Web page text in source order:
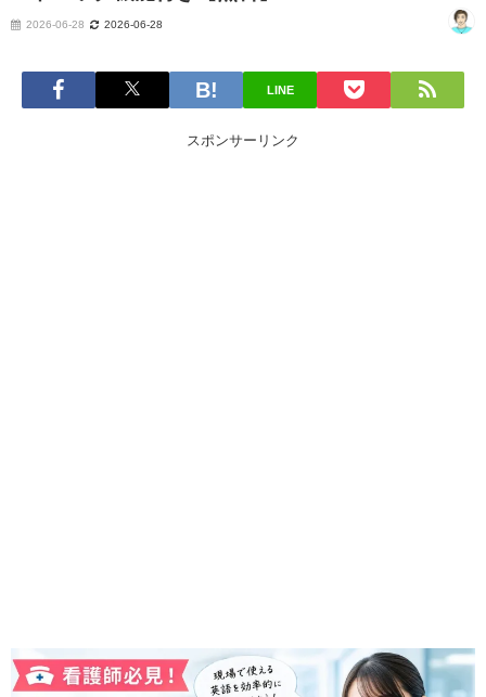
2026-06-28 2026-06-28
LINE
スポンサーリンク